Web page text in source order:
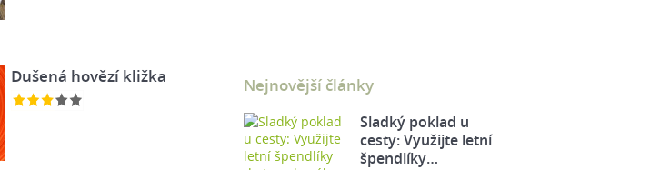
Dušená hovězí kližka Nejnovější články
Sladký poklad u
cesty: Využijte letní
špendlíky…